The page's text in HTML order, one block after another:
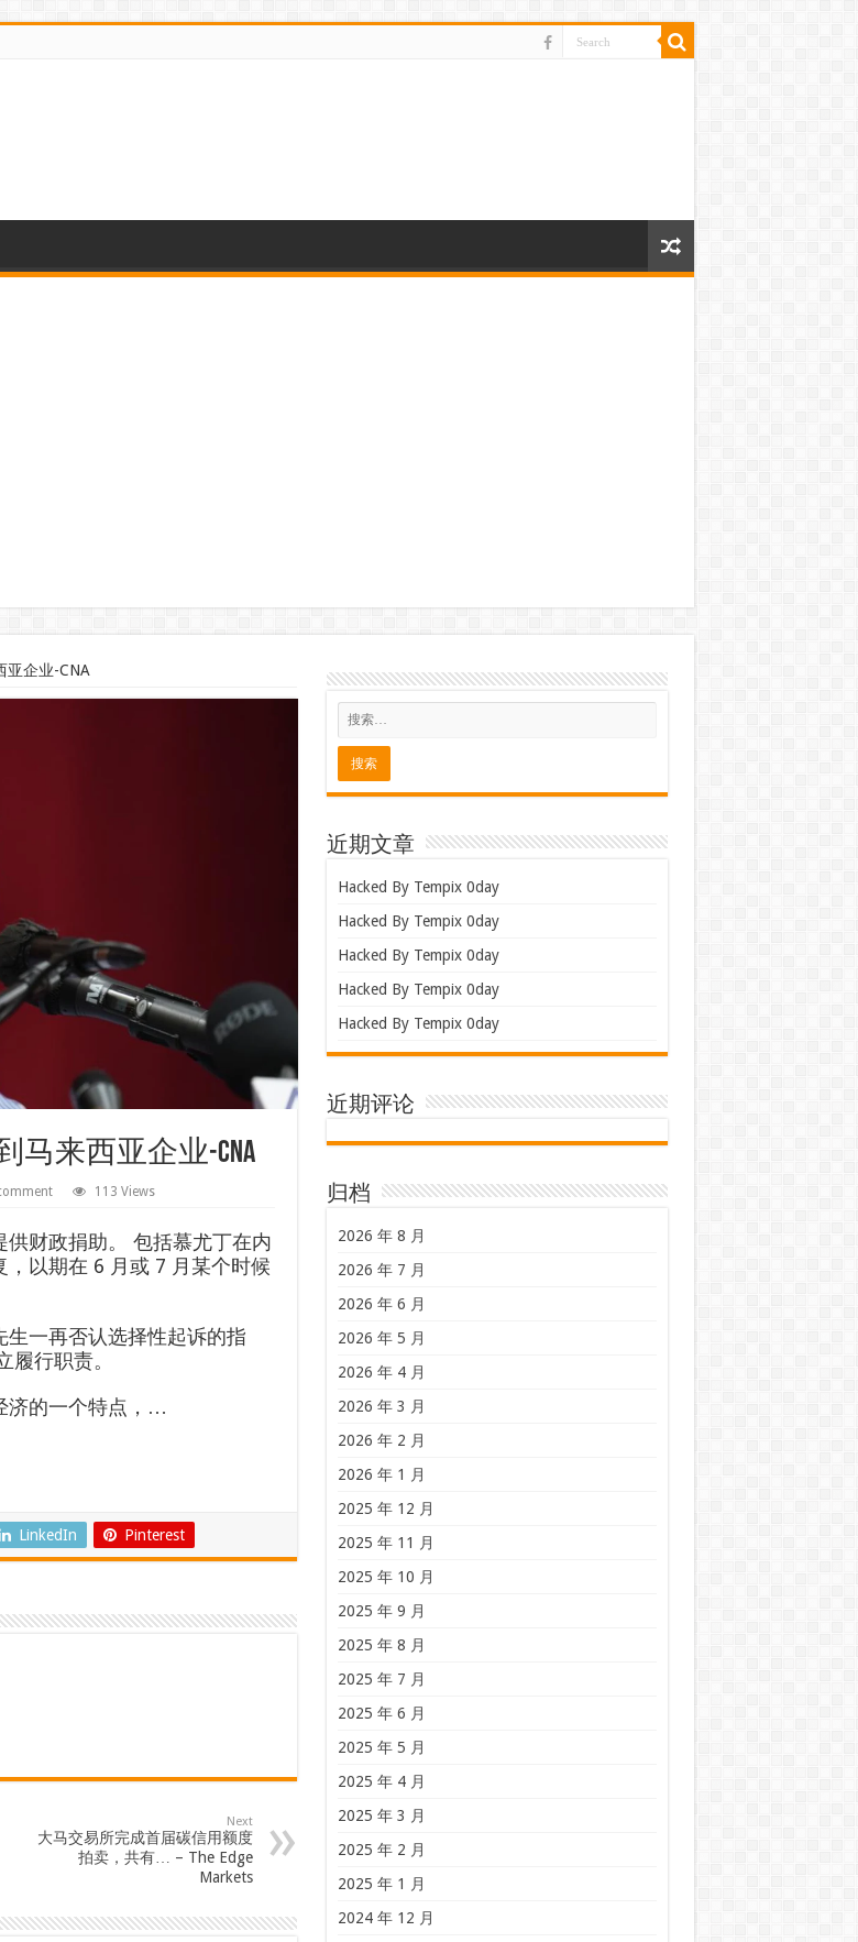
亚企业-CNA
来西亚企业-CNA
113 Views
财政捐助。 包括慕尤丁在内
以期在 6 月或 7 月某个时候
一再否认选择性起诉的指
行职责。
济的一个特点，…
LinkedIn Pinterest
Next
大马交易所完成首届碳信用额度
拍卖，共有… – The Edge
Markets
近期文章
Hacked By Tempix 0day
Hacked By Tempix 0day
Hacked By Tempix 0day
Hacked By Tempix 0day
Hacked By Tempix 0day
近期评论
归档
2026 年 8 月
2026 年 7 月
2026 年 6 月
2026 年 5 月
2026 年 4 月
2026 年 3 月
2026 年 2 月
2026 年 1 月
2025 年 12 月
2025 年 11 月
2025 年 10 月
2025 年 9 月
2025 年 8 月
2025 年 7 月
2025 年 6 月
2025 年 5 月
2025 年 4 月
2025 年 3 月
2025 年 2 月
2025 年 1 月
2024 年 12 月